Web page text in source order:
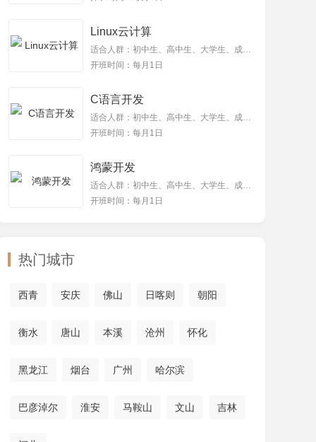
Linux云计算
适合人群：初中生、高中生、大学生、成年人
开班时间：每月1日
C语言开发
适合人群：初中生、高中生、大学生、成年人
开班时间：每月1日
鸿蒙开发
适合人群：初中生、高中生、大学生、成年人
开班时间：每月1日
热门城市
西青 安庆 佛山 日喀则 朝阳
衡水 唐山 本溪 沧州 怀化
黑龙江 烟台 广州 哈尔滨
巴彦淖尔 淮安 马鞍山 文山 吉林